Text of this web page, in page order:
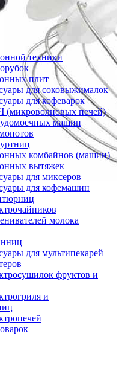
техники
плит
для соковыжималок
для кофеварок
(микроволновых печей)
машин
комбайнов (машин)
вытяжек
для миксеров
для кофемашин
молока
для мультипекарей
фруктов и
и